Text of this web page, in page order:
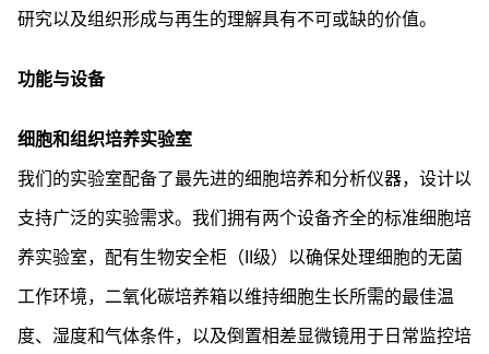
研究以及组织形成与再生的理解具有不可或缺的价值。
功能与设备
细胞和组织培养实验室
我们的实验室配备了最先进的细胞培养和分析仪器，设计以
支持广泛的实验需求。我们拥有两个设备齐全的标准细胞培
养实验室，配有生物安全柜（II级）以确保处理细胞的无菌
工作环境，二氧化碳培养箱以维持细胞生长所需的最佳温
度、湿度和气体条件，以及倒置相差显微镜用于日常监控培